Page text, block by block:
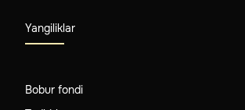
Yangiliklar
Bobur fondi